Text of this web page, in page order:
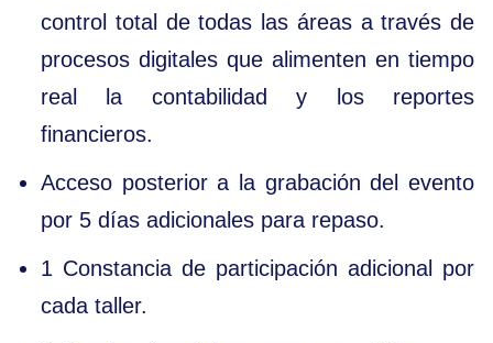
control total de todas las áreas a través de
procesos digitales que alimenten en tiempo
real la contabilidad y los reportes
financieros.
Acceso posterior a la grabación del evento
por 5 días adicionales para repaso.
1 Constancia de participación adicional por
cada taller.